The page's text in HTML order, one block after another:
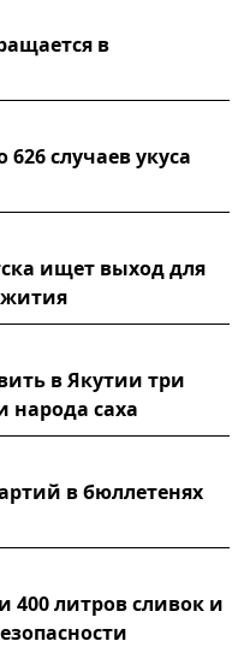
в
случаев укуса
ищет выход для
в Якутии три
народа саха
в бюллетенях
400 литров сливок и